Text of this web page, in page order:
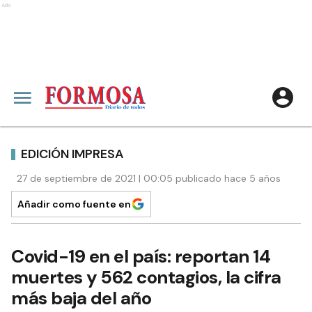
Ads
EDICIÓN IMPRESA
27 de septiembre de 2021 | 00:05 publicado hace 5 años
Añadir como fuente en
Covid-19 en el país: reportan 14
muertes y 562 contagios, la cifra
más baja del año